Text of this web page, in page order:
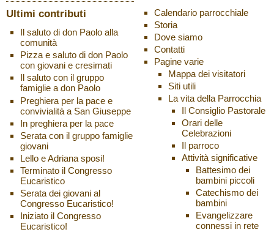
Ultimi contributi
Il saluto di don Paolo alla
comunità
Pizza e saluto di don Paolo
con giovani e cresimati
Il saluto con il gruppo
famiglie a don Paolo
Preghiera per la pace e
convivialità a San Giuseppe
In preghiera per la pace
Serata con il gruppo famiglie
giovani
Lello e Adriana sposi!
Terminato il Congresso
Eucaristico
Serata dei giovani al
Congresso Eucaristico!
Iniziato il Congresso
Eucaristico!
Calendario parrocchiale
Storia
Dove siamo
Contatti
Pagine varie
Mappa dei visitatori
Siti utili
La vita della Parrocchia
Il Consiglio Pastorale
Orari delle
Celebrazioni
Il parroco
Attività significative
Battesimo dei
bambini piccoli
Catechismo dei
bambini
Evangelizzare
connessi in rete